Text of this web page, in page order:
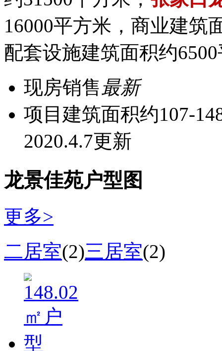
16000平方米，商业建筑
配套设施建筑面积约
现房销售最新
项目建筑面积约107-
2020.4.7更新
龙景佳苑户型图
更多>
二居室(2)三居室(2)